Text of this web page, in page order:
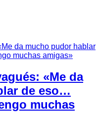
«Me da
de eso…
muchas